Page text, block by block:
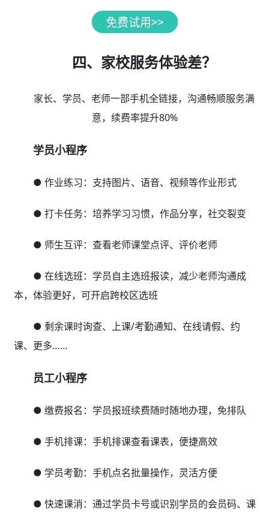
四、家校服务体验差？
家长、学员、老师一部手机全链接，沟通畅顺服务满
意，续费率提升80%
学员小程序
● 作业练习：支持图片、语音、视频等作业形式
● 打卡任务：培养学习习惯，作品分享，社交裂变
● 师生互评：查看老师课堂点评、评价老师
● 在线选班：学员自主选班报读，减少老师沟通成
本，体验更好，可开启跨校区选班
● 剩余课时询查、上课/考勤通知、在线请假、约
课、更多……
员工小程序
● 缴费报名：学员报班续费随时随地办理，免排队
● 手机排课：手机排课查看课表，便捷高效
● 学员考勤：手机点名批量操作，灵活方便
● 快速课消：通过学员卡号或识别学员的会员码、课